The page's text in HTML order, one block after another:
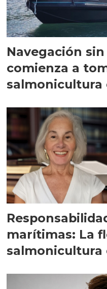
Navegación
comienza a
salmonicultura
marítimas: La
salmonicultura